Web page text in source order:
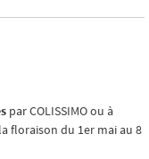
par COLISSIMO ou à
floraison du 1er mai au 8